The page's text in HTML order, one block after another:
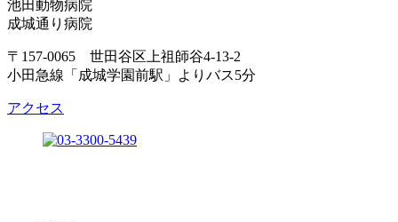
池田動物病院
成城通り病院
〒157-0065 世田谷区上祖師谷4-13-2
小田急線「成城学園前駅」よりバス5分
アクセス